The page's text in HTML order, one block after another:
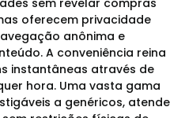
sem revelar compras
oferecem privacidade
anônima e
A conveniência reina
instantâneas através de
hora. Uma vasta gama
a genéricos, atende